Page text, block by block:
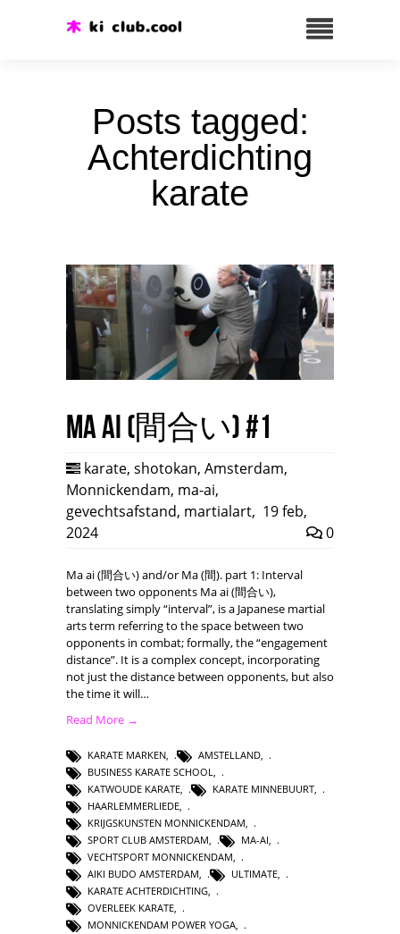
Posts tagged:
Achterdichting
karate
Ma ai (間合い) #1
karate, shotokan, Amsterdam,
Monnickendam, ma-ai,
gevechtsafstand, martialart, 19 feb,
2024
0
Ma ai (間合い) and/or Ma (間). part 1: Interval
between two opponents Ma ai (間合い),
translating simply “interval”, is a Japanese martial
arts term referring to the space between two
opponents in combat; formally, the “engagement
distance”. It is a complex concept, incorporating
not just the distance between opponents, but also
the time it will…
Read More →
KARATE MARKEN AMSTELLAND
BUSINESS KARATE SCHOOL
KATWOUDE KARATE
KARATE MINNEBUURT
HAARLEMMERLIEDE
KRIJGSKUNSTEN MONNICKENDAM
SPORT CLUB AMSTERDAM
MA-AI
VECHTSPORT MONNICKENDAM
AIKI BUDO AMSTERDAM, ULTIMATE,
KARATE ACHTERDICHTING,
OVERLEEK KARATE,
MONNICKENDAM POWER YOGA,